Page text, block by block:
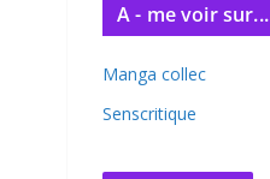
A - me voir sur...
Manga collec
Senscritique